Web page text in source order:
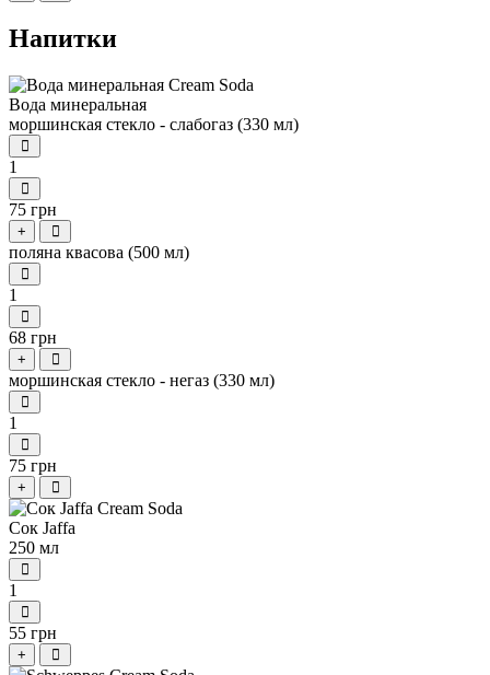
Напитки
Вода минеральная
моршинская стекло - слабогаз (330 мл)
1
75 грн
+
поляна квасова (500 мл)
1
68 грн
+
моршинская стекло - негаз (330 мл)
1
75 грн
+
Cок Jaffa
250 мл
1
55 грн
+